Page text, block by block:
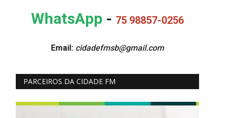
WhatsApp - 75 98857-0256
Email: cidadefmsb@gmail.com
PARCEIROS DA CIDADE FM